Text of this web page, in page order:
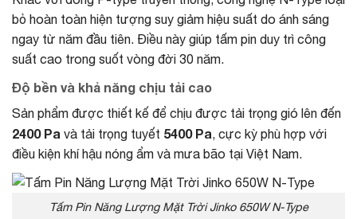
bỏ hoàn toàn hiện tượng suy giảm hiệu suất do ánh sáng
ngay từ năm đầu tiên. Điều này giúp tấm pin duy trì công
suất cao trong suốt vòng đời 30 năm.
Độ bền và khả năng chịu tải cao
Sản phẩm được thiết kế để chịu được tải trọng gió lên đến
2400 Pa và tải trọng tuyết 5400 Pa, cực kỳ phù hợp với
điều kiện khí hậu nóng ẩm và mưa bão tại Việt Nam.
Tấm Pin Năng Lượng Mặt Trời Jinko 650W N-Type